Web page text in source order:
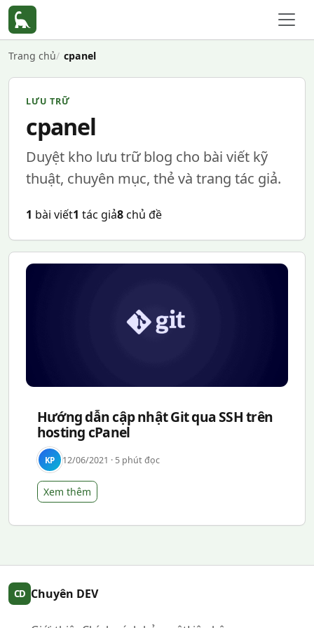
Trang chủ cpanel
LƯU TRỮ
cpanel
Duyệt kho lưu trữ blog cho bài viết kỹ
thuật, chuyên mục, thẻ và trang tác giả.
1 bài viết1 tác giả8chủ đề
Hướng dẫn cập nhật Git qua SSH trên
hosting cPanel
KP 12/06/2021 · 5 phút đọc
Xem thêm
CD Chuyên DEV